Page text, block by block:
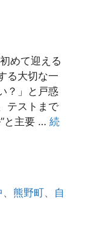
めて迎える
る大切な一
？」と戸惑
テストまで
と主要 … 続
、熊野町、 自